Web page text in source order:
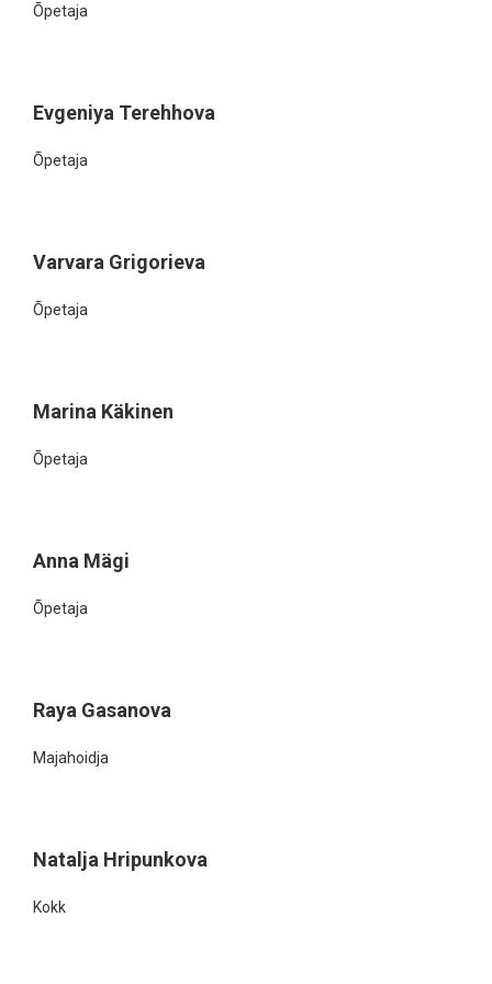
Õpetaja
Evgeniya Terehhova
Õpetaja
Varvara Grigorieva
Õpetaja
Marina Käkinen
Õpetaja
Anna Mägi
Õpetaja
Raya Gasanova
Majahoidja
Natalja Hripunkova
Kokk